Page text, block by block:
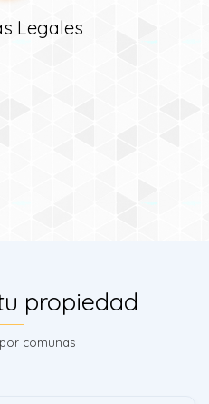
Legales
propiedad
comunas